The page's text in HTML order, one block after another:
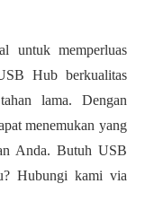
untuk memperluas
Hub berkualitas
lama. Dengan
menemukan yang
Anda. Butuh USB
Hubungi kami via